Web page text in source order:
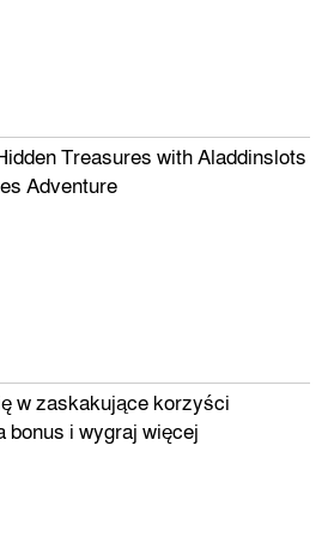
Treasures with Aladdinslots
Adventure
w zaskakujące korzyści
bonus i wygraj więcej